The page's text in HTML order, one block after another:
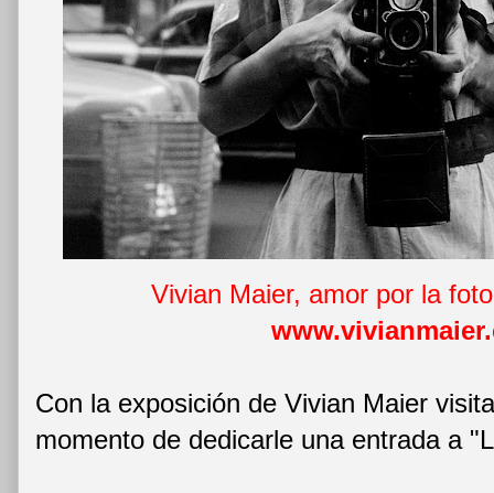
Vivian Maier, amor por la
Con la exposición de Vivian Maier
momento de dedicarle una entrada a